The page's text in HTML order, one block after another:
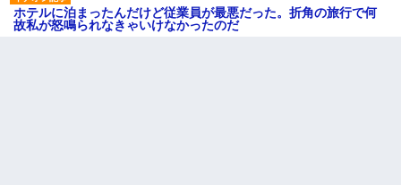
ホテルに泊まったんだけど従業員が最悪だった。折角の旅行で何
故私が怒鳴られなきゃいけなかったのだ